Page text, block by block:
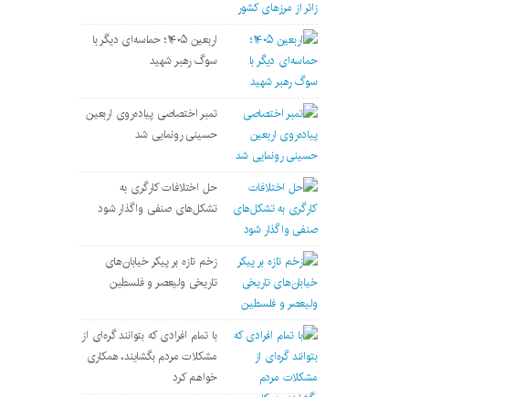
اربعین ۱۴۰۵؛ حماسه‌ای دیگر با
سوگ رهبر شهید
تمبر اختصاصی پیاده‌روی اربعین
حسینی رونمایی شد
حل اختلافات کارگری به
تشکل‌های صنفی واگذار شود
زخم تازه بر پیکر خیابان‌های
تاریخی ولیعصر و فلسطین
با تمام افرادی که بتوانند گره‌ای از
مشکلات مردم بگشایند، همکاری
خواهم کرد